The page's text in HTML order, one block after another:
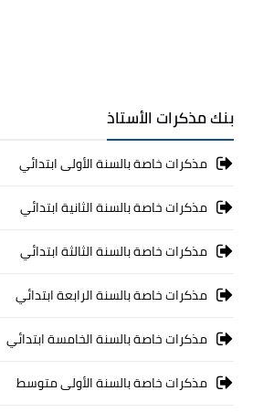
بنك مذكرات الأستاذ
مذكرات خاصة بالسنة الأولى ابتدائي
مذكرات خاصة بالسنة الثانية ابتدائي
مذكرات خاصة بالسنة الثالثة ابتدائي
مذكرات خاصة بالسنة الرابعة ابتدائي
مذكرات خاصة بالسنة الخامسة ابتدائي
مذكرات خاصة بالسنة الأولى متوسط